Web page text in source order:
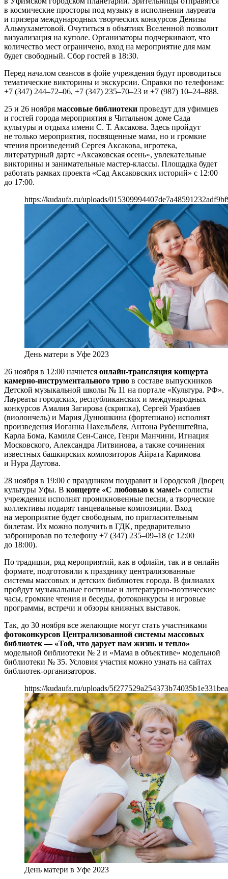
в космические просторы под музыку в исполнении лауреата
и призера международных творческих конкурсов Денизы
Альмухаметовой. Очутиться в объятиях Вселенной позволит
визуализация на куполе. Организаторы подчеркивают, что
количество мест ограничено, вход на мероприятие для мам
будет свободный. Сбор гостей в 18:30.
Перед началом сеансов в фойе учреждения будут проводиться
тематические викторины и экскурсии. Справки по телефонам:
+7 (347) 244–72–06, +7 (347) 235–70–23 и +7 (987) 10–24–888.
25 и 26 ноября массовые библиотеки проведут для уфимцев
и гостей города мероприятия в Читальном доме Сада
культуры и отдыха имени С. Т. Аксакова. Здесь пройдут
не только мероприятия, посвященные мама, но и громкие
чтения произведений Сергея Аксакова, игротека,
литературный дартс «Аксаковская осень», увлекательные
викторины и занимательные мастер-классы. Площадка будет
работать рамках проекта «Сад Аксаковских историй» с 12:00
до 17:00.
https://kudaufa.ru/uploads/
День матери в Уфе 2023
26 ноября в 12:00 начнется онлайн-трансляция концерта
камерно-инструментального трио в составе выпускников
Детской музыкальной школы № 11 на портале «Культура. РФ».
Лауреаты городских, республиканских и международных
конкурсов Амалия Загирова (скрипка), Сергей Уразбаев
(виолончель) и Мария Дунюшкина (фортепиано) исполнят
произведения Иоганна Пахельбеля, Антона Рубенштейна,
Карла Бома, Камиля Сен-Сансе, Генри Манчини, Игнация
Московского, Александра Литвинова, а также сочинения
известных башкирских композиторов Айрата Каримова
и Нура Даутова.
28 ноября в 19:00 с праздником поздравит и Городской Дворец
культуры Уфы. В концерте «С любовью к маме!» солисты
учреждения исполнят проникновенные песни, а творческие
коллективы подарят танцевальные композиции. Вход
на мероприятие будет свободным, по пригласительным
билетам. Их можно получить в ГДК, предварительно
забронировав по телефону +7 (347) 235–09–18 (с 12:00
до 18:00).
По традиции, ряд мероприятий, как в офлайн, так и в онлайн
формате, подготовили к празднику централизованные
системы массовых и детских библиотек города. В филиалах
пройдут музыкальные гостиные и литературно-поэтические
часы, громкие чтения и беседы, фотоконкурсы и игровые
программы, встречи и обзоры книжных выставок.
Так, до 30 ноября все желающие могут стать участниками
фотоконкурсов Централизованной системы массовых
библиотек — «Той, что дарует нам жизнь и тепло»
модельной библиотеки № 2 и «Мама в объективе» модельной
библиотеки № 35. Условия участия можно узнать на сайтах
библиотек-организаторов.
https://kudaufa.ru/uploads/
День матери в Уфе 2023